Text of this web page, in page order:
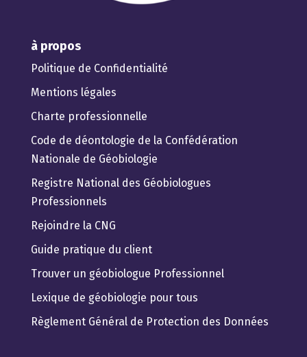
à propos
Politique de Confidentialité
Mentions légales
Charte professionnelle
Code de déontologie de la Confédération
Nationale de Géobiologie
Registre National des Géobiologues
Professionnels
Rejoindre la CNG
Guide pratique du client
Trouver un géobiologue Professionnel
Lexique de géobiologie pour tous
Règlement Général de Protection des Données